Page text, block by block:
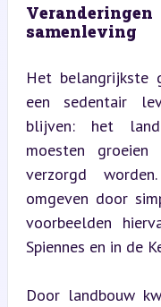
samenleving
Het belangrijkste
een sedentair
blijven: het
moesten
verzorgd
omgeven door
voorbeelden
Spiennes en in de
Door landbouw